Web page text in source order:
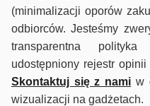
(minimalizacji oporów
odbiorców. Jesteśmy
transparentna
udostępniony rejestr
Skontaktuj się z nami w
wizualizacji na gadżetach.